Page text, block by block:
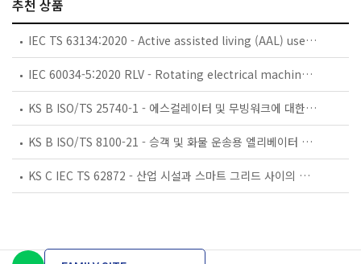
추천 상품
IEC TS 63134:2020 - Active assisted living (AAL) use cases
IEC 60034-5:2020 RLV - Rotating electrical machines - Part 5: Degrees of protection provided by the integral design of rotating electrical machines (IP code) - Classification
KS B ISO/TS 25740-1 - 에스컬레이터 및 무빙워크에 대한 안전요건 — 제1부: 세계공통 필수 안전요건(GESRs)
KS B ISO/TS 8100-21 - 승객 및 화물 운송용 엘리베이터 —제21부: 세계공통 필수안전요건(GESRs)을 충족하는 세계공통 안전 파라미터(GSPs)
KS C IEC TS 62872 - 산업 시설과 스마트 그리드 사이의 산업 공정 측정, 제어 및 자동화 시스템 인터페이스